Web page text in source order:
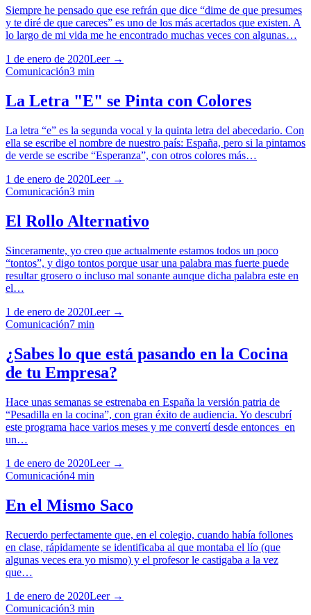
Siempre he pensado que ese refrán que dice “dime de que presumes
y te diré de que careces” es uno de los más acertados que existen. A
lo largo de mi vida me he encontrado muchas veces con algunas…
1 de enero de 2020Leer →
Comunicación3 min
La Letra "E" se Pinta con Colores
La letra “e” es la segunda vocal y la quinta letra del abecedario. Con
ella se escribe el nombre de nuestro país: España, pero si la pintamos
de verde se escribe “Esperanza”, con otros colores más…
1 de enero de 2020Leer →
Comunicación3 min
El Rollo Alternativo
Sinceramente, yo creo que actualmente estamos todos un poco
“tontos”, y digo tontos porque usar una palabra mas fuerte puede
resultar grosero o incluso mal sonante aunque dicha palabra este en
el…
1 de enero de 2020Leer →
Comunicación7 min
¿Sabes lo que está pasando en la Cocina
de tu Empresa?
Hace unas semanas se estrenaba en España la versión patria de
“Pesadilla en la cocina”, con gran éxito de audiencia. Yo descubrí
este programa hace varios meses y me convertí desde entonces en
un…
1 de enero de 2020Leer →
Comunicación4 min
En el Mismo Saco
Recuerdo perfectamente que, en el colegio, cuando había follones
en clase, rápidamente se identificaba al que montaba el lío (que
algunas veces era yo mismo) y el profesor le castigaba a la vez
que…
1 de enero de 2020Leer →
Comunicación3 min